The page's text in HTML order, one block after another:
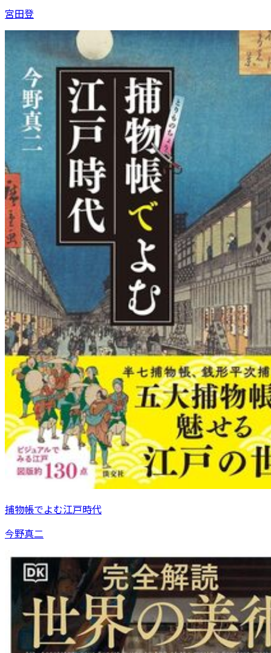
宮田登
捕物帳でよむ江戸時代
今野真二